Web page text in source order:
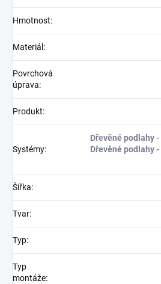
Hmotnost:
Materiál :
Povrchová
úprava:
Produkt:
Systémy:
Dřevěné podlahy
Dřevěné podlahy
Šířka:
Tvar:
Typ:
Typ
montáže: